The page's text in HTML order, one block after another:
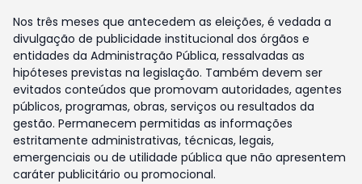
Nos três meses que antecedem as eleições, é vedada a
divulgação de publicidade institucional dos órgãos e
entidades da Administração Pública, ressalvadas as
hipóteses previstas na legislação. Também devem ser
evitados conteúdos que promovam autoridades, agentes
públicos, programas, obras, serviços ou resultados da
gestão. Permanecem permitidas as informações
estritamente administrativas, técnicas, legais,
emergenciais ou de utilidade pública que não apresentem
caráter publicitário ou promocional.